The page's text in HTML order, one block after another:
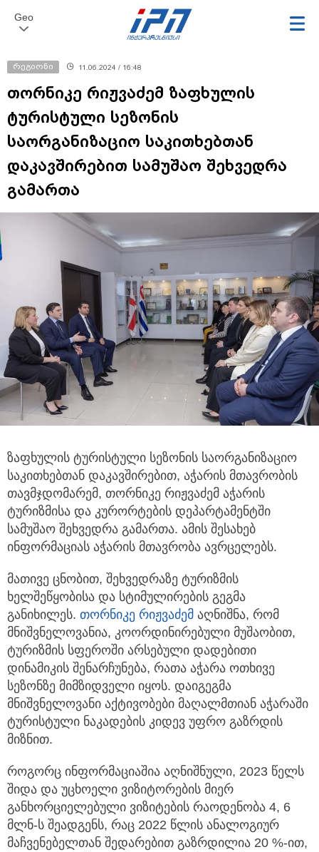
Geo
რეგიონი 11.06.2024 / 16:48
თორნიკე რიჟვაძემ ზაფხულის
ტურისტული სეზონის
საორგანიზაციო საკითხებთან
დაკავშირებით სამუშაო შეხვედრა
გამართა
ზაფხულის ტურისტული სეზონის საორგანიზაციო
საკითხებთან დაკავშირებით, აჭარის მთავრობის
თავმჯდომარემ, თორნიკე რიჟვაძემ აჭარის
ტურიზმისა და კურორტების დეპარტამენტში
სამუშაო შეხვედრა გამართა. ამის შესახებ
ინფორმაციას აჭარის მთავრობა ავრცელებს.
მათივე ცნობით, შეხვედრაზე ტურიზმის
ხელშეწყობისა და სტიმულირების გეგმა
განიხილეს. თორნიკე რიჟვაძემ აღნიშნა, რომ
მნიშვნელოვანია, კოორდინირებული მუშაობით,
ტურიზმის სფეროში არსებული დადებითი
დინამიკის შენარჩუნება, რათა აჭარა ოთხივე
სეზონზე მიმზიდველი იყოს. დაიგეგმა
მნიშვნელოვანი აქტივობები მაღალმთიან აჭარაში
ტურისტული ნაკადების კიდევ უფრო გაზრდის
მიზნით.
როგორც ინფორმაციაშია აღნიშნული, 2023 წელს
შიდა და უცხოელი ვიზიტორების მიერ
განხორციელებული ვიზიტების რაოდენობა 4, 6
მლნ-ს შეადგენს, რაც 2022 წლის ანალოგიურ
მაჩვენებელთან შედარებით გაზრდილია 20 %-ით,